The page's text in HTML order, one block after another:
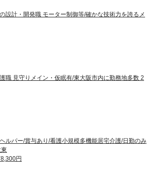
設計・開発職 モーター制御等/確かな技術力を誇るメ
職 見守りメイン・仮眠有/東大阪市内に勤務地多数 2
ルパー/賞与あり/看護小規模多機能居宅介護/日勤のみ
円